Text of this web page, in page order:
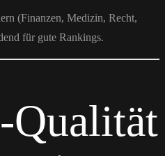
(Finanzen, Medizin, Recht,
für gute Rankings.
Qualität